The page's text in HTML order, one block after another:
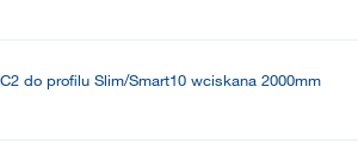
do profilu Slim/Smart10 wciskana 2000mm